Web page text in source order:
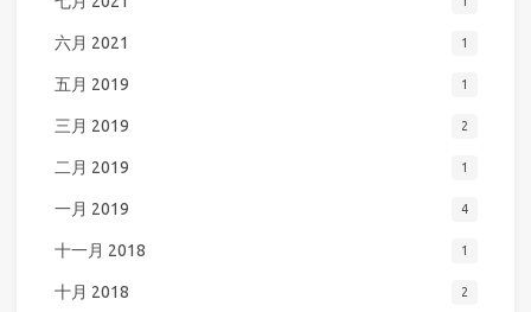
六月 2021 1
五月 2019 1
三月 2019 2
二月 2019 1
一月 2019 4
十一月 2018 1
十月 2018 2